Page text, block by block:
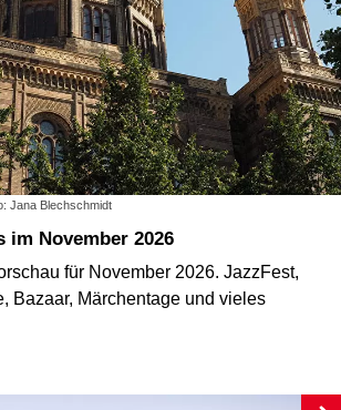
Jana Blechschmidt
im November 2026
für November 2026. JazzFest,
Bazaar, Märchentage und vieles